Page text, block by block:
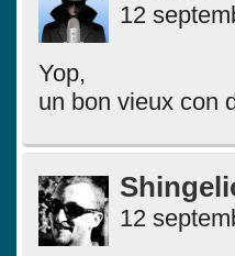
12
Yop,
un bon vieux con
12